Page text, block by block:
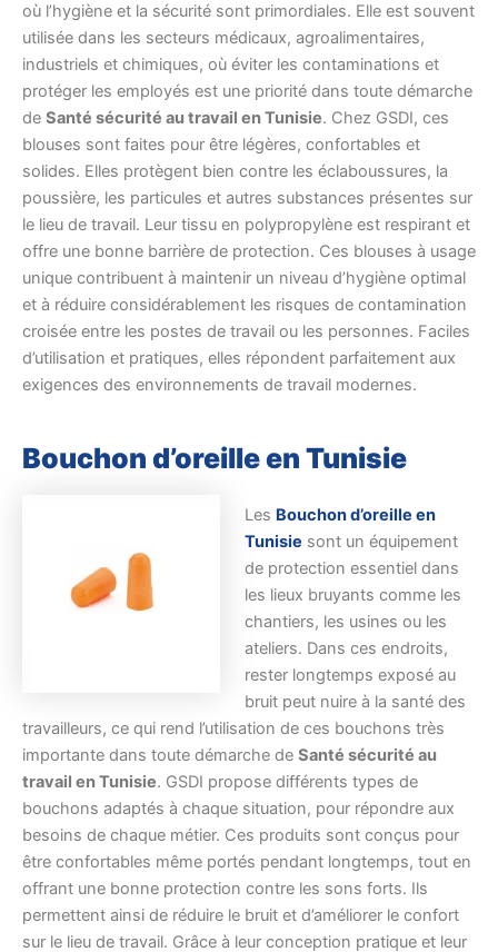
où l’hygiène et la sécurité sont primordiales. Elle est souvent
utilisée dans les secteurs médicaux, agroalimentaires,
industriels et chimiques, où éviter les contaminations et
protéger les employés est une priorité dans toute démarche
de Santé sécurité au travail en Tunisie. Chez GSDI, ces
blouses sont faites pour être légères, confortables et
solides. Elles protègent bien contre les éclaboussures, la
poussière, les particules et autres substances présentes sur
le lieu de travail. Leur tissu en polypropylène est respirant et
offre une bonne barrière de protection. Ces blouses à usage
unique contribuent à maintenir un niveau d’hygiène optimal
et à réduire considérablement les risques de contamination
croisée entre les postes de travail ou les personnes. Faciles
d’utilisation et pratiques, elles répondent parfaitement aux
exigences des environnements de travail modernes.
Bouchon d’oreille en Tunisie
Les Bouchon d’oreille en
Tunisie sont un équipement
de protection essentiel dans
les lieux bruyants comme les
chantiers, les usines ou les
ateliers. Dans ces endroits,
rester longtemps exposé au
bruit peut nuire à la santé des
travailleurs, ce qui rend l’utilisation de ces bouchons très
importante dans toute démarche de Santé sécurité au
travail en Tunisie. GSDI propose différents types de
bouchons adaptés à chaque situation, pour répondre aux
besoins de chaque métier. Ces produits sont conçus pour
être confortables même portés pendant longtemps, tout en
offrant une bonne protection contre les sons forts. Ils
permettent ainsi de réduire le bruit et d’améliorer le confort
sur le lieu de travail. Grâce à leur conception pratique et leur